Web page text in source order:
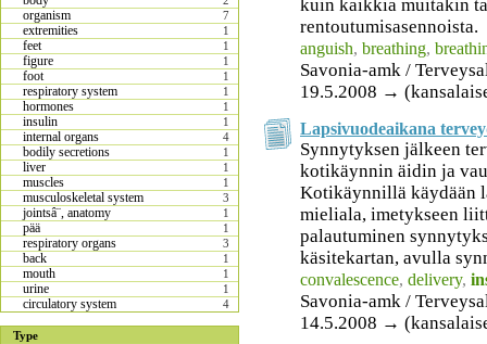
organism 7
extremities 1
feet 1
figure 1
foot 1
respiratory system 1
hormones 1
insulin 1
internal organs 4
bodily secretions 1
liver 1
muscles 1
musculoskeletal system 3
jointsâ¨, anatomy 1
pää 1
respiratory organs 3
back 1
mouth 1
urine 1
circulatory system 4
Type
kuin kaikkia muitakin
rentoutumisasennoista.
anguish, breathing,
Savonia-amk /
19.5.2008 →
Lapsivuodeaikana
Synnytyksen jälkeen
kotikäynnin äidin ja
Kotikäynnillä käydään
mieliala, imetykseen
palautuminen
käsitekartan, avulla
convalescence, delivery,
Savonia-amk /
14.5.2008 →